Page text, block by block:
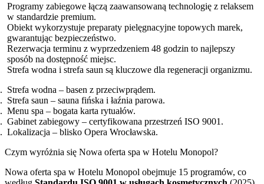
Programy zabiegowe łączą zaawansowaną technologię z relaksem
w standardzie premium.
Obiekt wykorzystuje preparaty pielęgnacyjne topowych marek,
gwarantując bezpieczeństwo.
Rezerwacja terminu z wyprzedzeniem 48 godzin to najlepszy
sposób na dostępność miejsc.
Strefa wodna i strefa saun są kluczowe dla regeneracji organizmu.
Strefa wodna – basen z przeciwprądem.
Strefa saun – sauna fińska i łaźnia parowa.
Menu spa – bogata karta rytuałów.
Gabinet zabiegowy – certyfikowana przestrzeń ISO 9001.
Lokalizacja – blisko Opera Wrocławska.
Czym wyróżnia się Nowa oferta spa w Hotelu Monopol?
Nowa oferta spa w Hotelu Monopol obejmuje 15 programów, co